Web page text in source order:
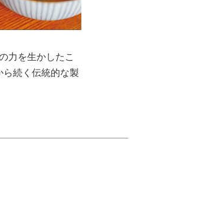
力を生かしたこ
続く伝統的な製